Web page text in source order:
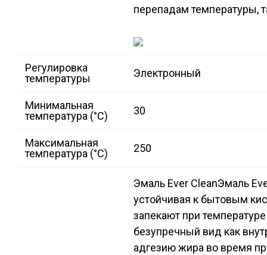
перепадам температуры,
Регулировка
температуры
Электронный
Минимальная
температура (°C)
30
Максимальная
температура (°C)
250
Эмаль Ever CleanЭмаль
устойчивая к бытовым
запекают при
безупречный вид как
адгезию жира во время